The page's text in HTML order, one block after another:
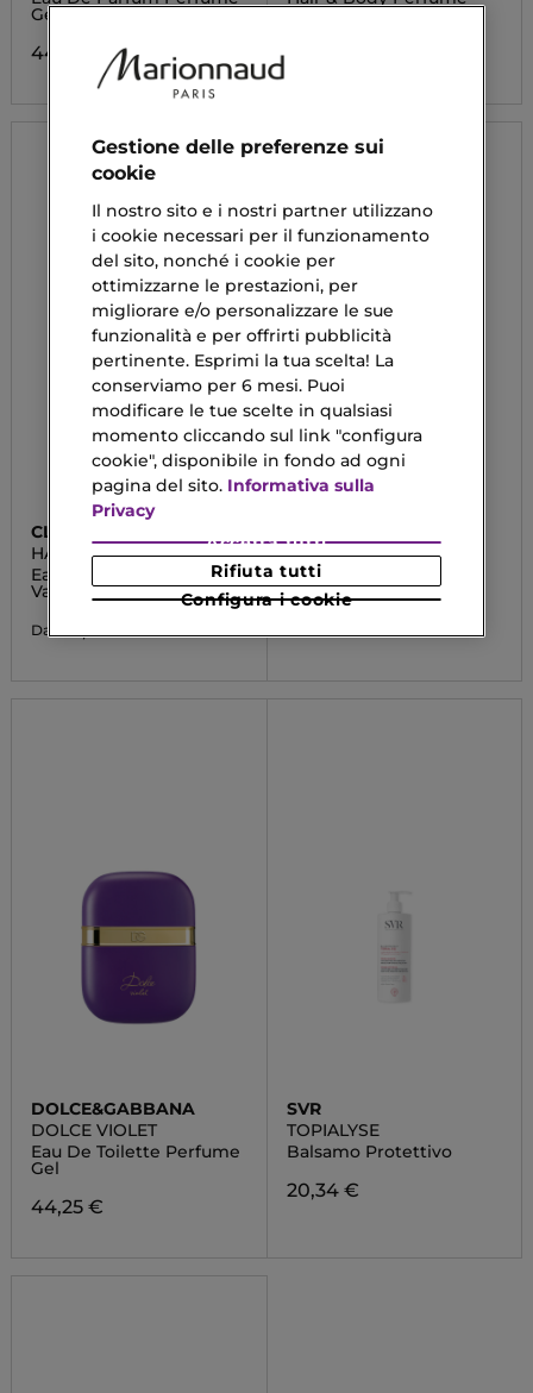
Gel
44,25 €
Mist
CLINIQUE
HAPPY
Eau de Parfum
Vaporisateur
Da 70,00 €
TOPIALYSE
Crème
17,43 €
DOLCE&GABBANA
DOLCE VIOLET
Eau De Toilette Perfume
Gel
44,25 €
SVR
TOPIALYSE
Balsamo Protettivo
20,34 €
Gestione delle preferenze sui
cookie
Il nostro sito e i nostri partner utilizzano
i cookie necessari per il funzionamento
del sito, nonché i cookie per
ottimizzarne le prestazioni, per
migliorare e/o personalizzare le sue
funzionalità e per offrirti pubblicità
pertinente. Esprimi la tua scelta! La
conserviamo per 6 mesi. Puoi
modificare le tue scelte in qualsiasi
momento cliccando sul link "configura
cookie", disponibile in fondo ad ogni
pagina del sito. Informativa sulla
Privacy
Configura i cookie
Rifiuta tutti
Accetta tutti